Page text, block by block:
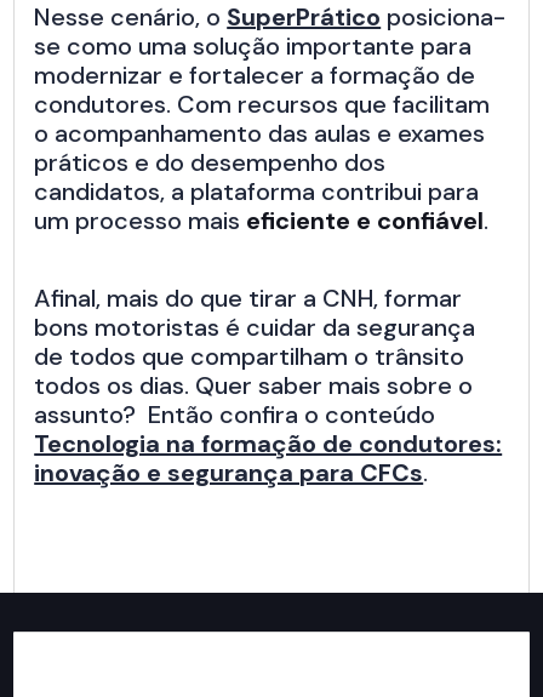
Nesse cenário, o SuperPrático posiciona-
se como uma solução importante para
modernizar e fortalecer a formação de
condutores. Com recursos que facilitam
o acompanhamento das aulas e exames
práticos e do desempenho dos
candidatos, a plataforma contribui para
um processo mais eficiente e confiável.
Afinal, mais do que tirar a CNH, formar
bons motoristas é cuidar da segurança
de todos que compartilham o trânsito
todos os dias. Quer saber mais sobre o
assunto? Então confira o conteúdo
Tecnologia na formação de condutores:
inovação e segurança para CFCs.